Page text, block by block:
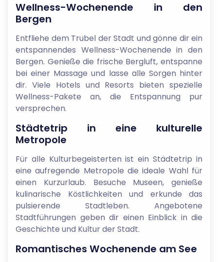
Wellness-Wochenende in den
Bergen
Entfliehe dem Trubel der Stadt und gönne dir ein
entspannendes Wellness-Wochenende in den
Bergen. Genieße die frische Bergluft, entspanne
bei einer Massage und lasse alle Sorgen hinter
dir. Viele Hotels und Resorts bieten spezielle
Wellness-Pakete an, die Entspannung pur
versprechen.
Städtetrip in eine kulturelle
Metropole
Für alle Kulturbegeisterten ist ein Städtetrip in
eine aufregende Metropole die ideale Wahl für
einen Kurzurlaub. Besuche Museen, genieße
kulinarische Köstlichkeiten und erkunde das
pulsierende Stadtleben. Angebotene
Stadtführungen geben dir einen Einblick in die
Geschichte und Kultur der Stadt.
Romantisches Wochenende am See